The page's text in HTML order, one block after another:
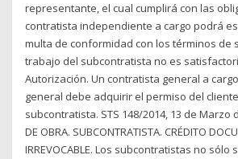
representante, el cual cumplirá con las
contratista independiente a cargo podrá
multa de conformidad con los términos de
trabajo del subcontratista no es
Autorización. Un contratista general a
general debe adquirir el permiso del
subcontratista. STS 148/2014, 13 de Marzo
DE OBRA. SUBCONTRATISTA. CRÉDITO
IRREVOCABLE. Los subcontratistas no